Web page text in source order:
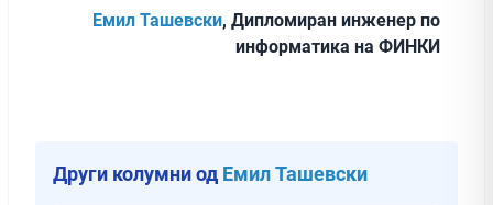
Емил Ташевски, Дипломиран инженер по
информатика на ФИНКИ
Други колумни од Емил Ташевски